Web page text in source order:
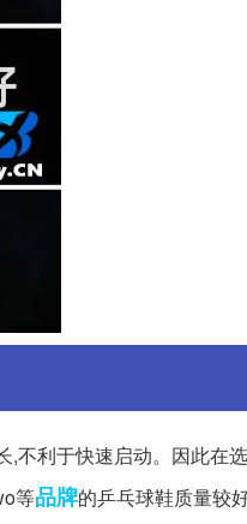
不利于快速启动。因此在
等品牌的乒乓球鞋质量较好